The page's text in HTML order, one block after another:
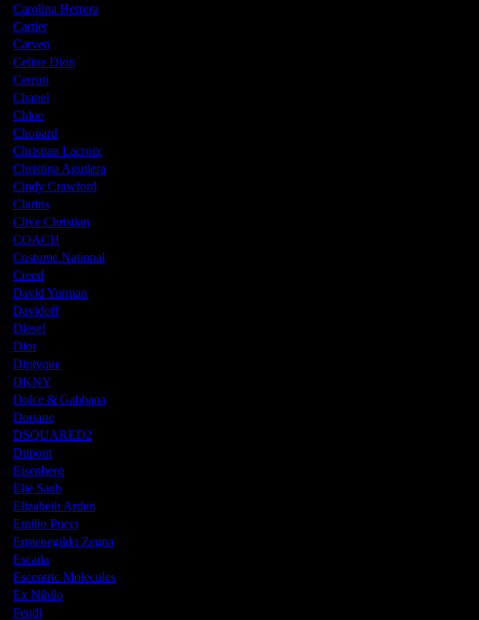
Carolina Herrera
Cartier
Carven
Celine Dion
Cerruti
Chanel
Chloe
Chopard
Christian Lacroix
Christina Aguilera
Cindy Crawford
Clarins
Clive Christian
COACH
Costume National
Creed
David Yurman
Davidoff
Diesel
Dior
Diptyque
DKNY
Dolce & Gabbana
Doriane
DSQUARED2
Dupont
Eisenberg
Elie Saab
Elizabeth Arden
Emilio Pucci
Ermenegildo Zegna
Escada
Escentric Molecules
Ex Nihilo
Fendi